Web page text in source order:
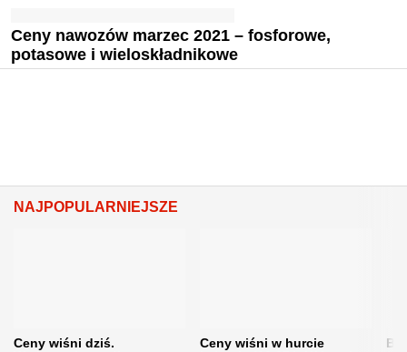
Ceny nawozów marzec 2021 – fosforowe,
potasowe i wieloskładnikowe
NAJPOPULARNIEJSZE
Ceny wiśni dziś.
Ceny wiśni w hurcie